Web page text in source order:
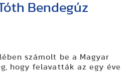
Bendegúz
számolt be a Magyar
hogy felavatták az egy éve